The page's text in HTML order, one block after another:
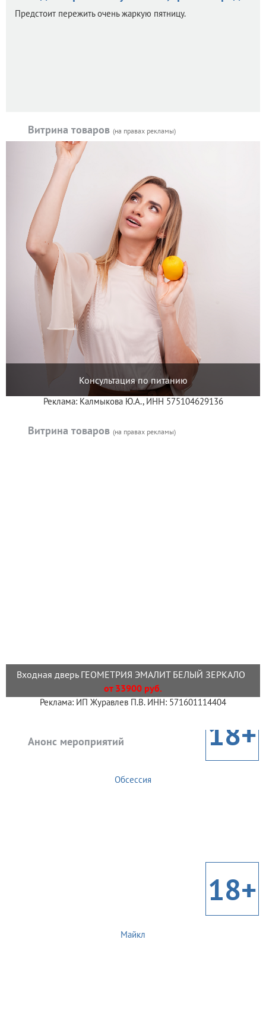
Предстоит пережить очень жаркую пятницу.
Витрина товаров (на правах рекламы)
Консультация по питанию
Реклама: Калмыкова Ю.А., ИНН 575104629136
Витрина товаров (на правах рекламы)
Входная дверь ГЕОМЕТРИЯ ЭМАЛИТ БЕЛЫЙ ЗЕРКАЛО
от 33900 руб.
Реклама: ИП Журавлев П.В. ИНН: 571601114404
Анонс мероприятий 18+
Обсессия
18+
Майкл